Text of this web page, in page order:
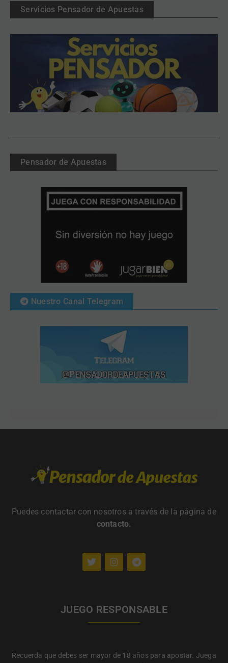
Servicios Pensador de Apuestas
Pensador de Apuestas
Nuestro Canal Telegram
Puedes contactar con nosotros a través de la página de
contacto.
JUEGO RESPONSABLE
Recuerda que debes ser mayor de 18 años para apostar. Juega